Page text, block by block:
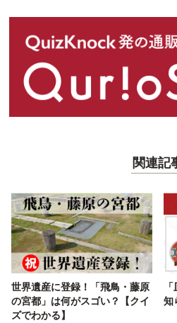
関連記
世界遺産に登録！「飛鳥・藤原
の宮都」は何がスゴい？【クイ
ズでわかる】
知